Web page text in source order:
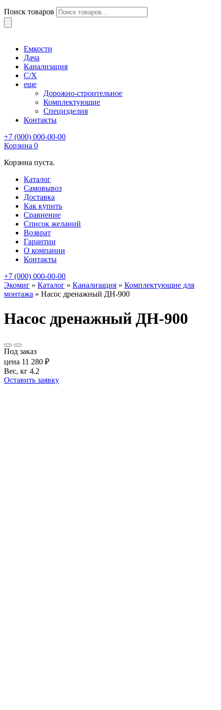
Поиск товаров
Емкости
Дача
Канализация
С/Х
еще
Дорожно-строительное
Комплектующие
Специзделия
Контакты
+7 (000) 000-00-00
Корзина 0
Корзина пуста.
Каталог
Самовывоз
Доставка
Как купить
Сравнение
Список желаний
Возврат
Гарантии
О компании
Контакты
+7 (000) 000-00-00
Экомиг » Каталог » Канализация » Комплектующие для
монтажа » Насос дренажный ДН-900
Насос дренажный ДН-900
Под заказ
цена 11 280 ₽
Вес, кг 4.2
Оставить заявку